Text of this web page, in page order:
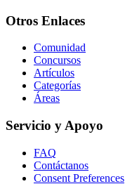
Otros Enlaces
Comunidad
Concursos
Artículos
Categorías
Áreas
Servicio y Apoyo
FAQ
Contáctanos
Consent Preferences